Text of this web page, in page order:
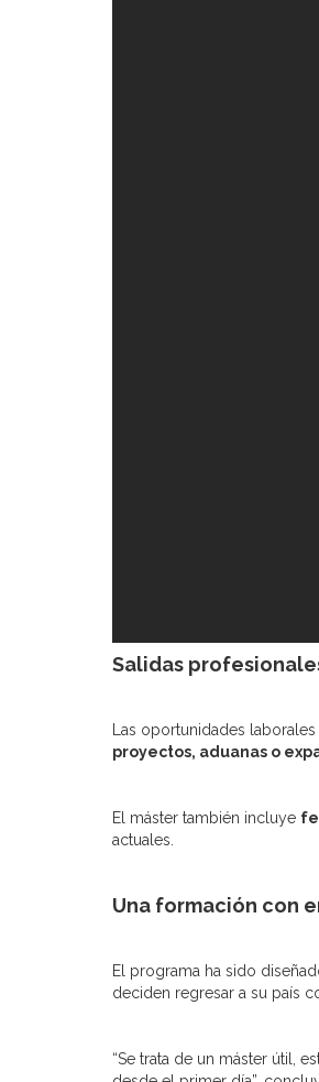
Salidas
Las oportunidades
proyectos, aduanas o
El máster también incluye
actuales.
Una formación con
El programa ha sido
deciden regresar a su país
“Se trata de un máster útil,